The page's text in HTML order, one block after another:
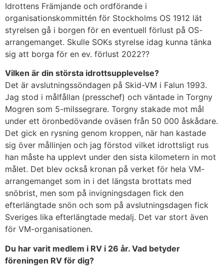
Idrottens Främjande och ordförande i
organisationskommittén för Stockholms OS 1912 lät
styrelsen gå i borgen för en eventuell förlust på OS-
arrangemanget. Skulle SOKs styrelse idag kunna tänka
sig att borga för en ev. förlust 2022??
Vilken är din största idrottsupplevelse?
Det är avslutningssöndagen på Skid-VM i Falun 1993.
Jag stod i målfållan (presschef) och väntade in Torgny
Mogren som 5-milssegrare. Torgny stakade mot mål
under ett öronbedövande oväsen från 50 000 åskådare.
Det gick en rysning genom kroppen, när han kastade
sig över mållinjen och jag förstod vilket idrottsligt rus
han måste ha upplevt under den sista kilometern in mot
målet. Det blev också kronan på verket för hela VM-
arrangemanget som in i det längsta brottats med
snöbrist, men som på invigningsdagen fick den
efterlängtade snön och som på avslutningsdagen fick
Sveriges lika efterlängtade medalj. Det var stort även
för VM-organisationen.
Du har varit medlem i RV i 26 år. Vad betyder
föreningen RV för dig?